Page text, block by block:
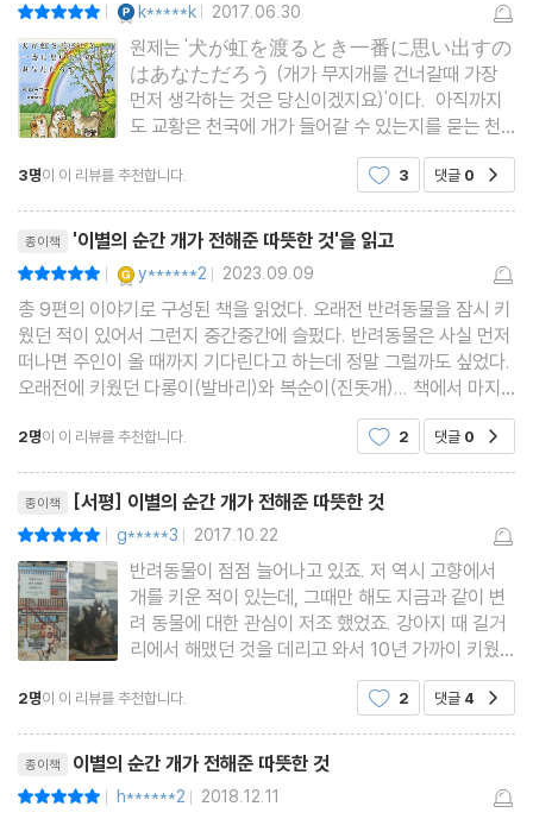
STORY 8 “치매일지라도 잊지 않을게”
마음속에 언제나 살아 있는 개 - 준코와 다에 × 라이타(웰시 코기)
푸린이 보낸 편지 - 데루코 × 푸린(토이 푸들)
FINAL STORY “너무너무 좋아하는 당신에게”
무지개 다리에서 올림
맺음말
| k*****k | 2017.06.30
원제는 '犬が虹を渡るとき一番に思い出すの
はあなただろう (개가 무지개를 건너갈때 가장
먼저 생각하는 것은 당신이겠지요)'이다. 아직까지
도 교황은 천국에 개가 들어갈 수 있는지를 묻는 천
진한 아이에게 대답을 못해주지만, 마음으로는 다들
안다. 이 책에도 나오듯, 개들의 눈들은 보석처럼 예
에 가지못한다면 누가 갈 수 있겠냐
3명이 이 리뷰를 추천합니다. 3 댓글 0
종이책 '이별의 순간 개가 전해준 따뜻한 것'을 읽고
| y******2 | 2023.09.09
총 9편의 이야기로 구성된 책을 읽었다. 오래전 반려동물을 잠시 키
웠던 적이 있어서 그런지 중간중간에 슬펐다. 반려동물은 사실 먼저
떠나면 주인이 올 때까지 기다린다고 하는데 정말 그럴까도 싶었다.
오래전에 키웠던 다롱이(발바리)와 복순이(진돗개)... 책에서 마지
막에 올려진 댕댕이 사진들... 귀엽지만 한편으론 이런 댕댕이들과
혹은 냥이들과 오랫동안 함께 할 수 없다는것은
2명이 이 리뷰를 추천합니다. 2 댓글 0
종이책 [서평] 이별의 순간 개가 전해준 따뜻한 것
| g*****3 | 2017.10.22
반려동물이 점점 늘어나고 있죠. 저 역시 고향에서
개를 키운 적이 있는데, 그때만 해도 지금과 같이 변
려 동물에 대한 관심이 저조 했었죠. 강아지 때 길거
리에서 해맸던 것을 데리고 와서 10년 가까이 키웠
답니다. 매일 아침 엄마가 밥을 주고 치워주고...품종
은 모르지만 똑똑했었죠. 10년 정도 살면 모두들 오
래 살았다고 하지만 몸이 안좋아서 죽었기에 당시 정
말 마음이 아팠었죠.
2명이 이 리뷰를 추천합니다. 2 댓글 4
종이책 이별의 순간 개가 전해준 따뜻한 것
| h******2 | 2018.12.11